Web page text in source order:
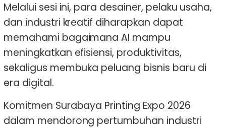
Melalui sesi ini, para desainer, pelaku usaha,
dan industri kreatif diharapkan dapat
memahami bagaimana AI mampu
meningkatkan efisiensi, produktivitas,
sekaligus membuka peluang bisnis baru di
era digital.
Komitmen Surabaya Printing Expo 2026
dalam mendorong pertumbuhan industri